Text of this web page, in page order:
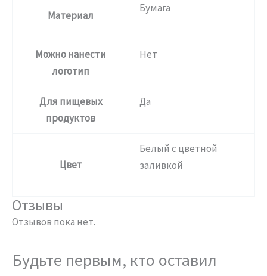
Материал
Бумага
Можно нанести
логотип
Нет
Для пищевых
продуктов
Да
Цвет
Белый с цветной
заливкой
Отзывы
Отзывов пока нет.
Будьте первым, кто оставил